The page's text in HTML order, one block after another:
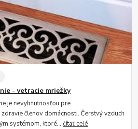
- vetracie mriežky
je nevyhnutnosťou pre
členov domácnosti. Čerstvý vzduch
systémom, ktoré...čítať celé